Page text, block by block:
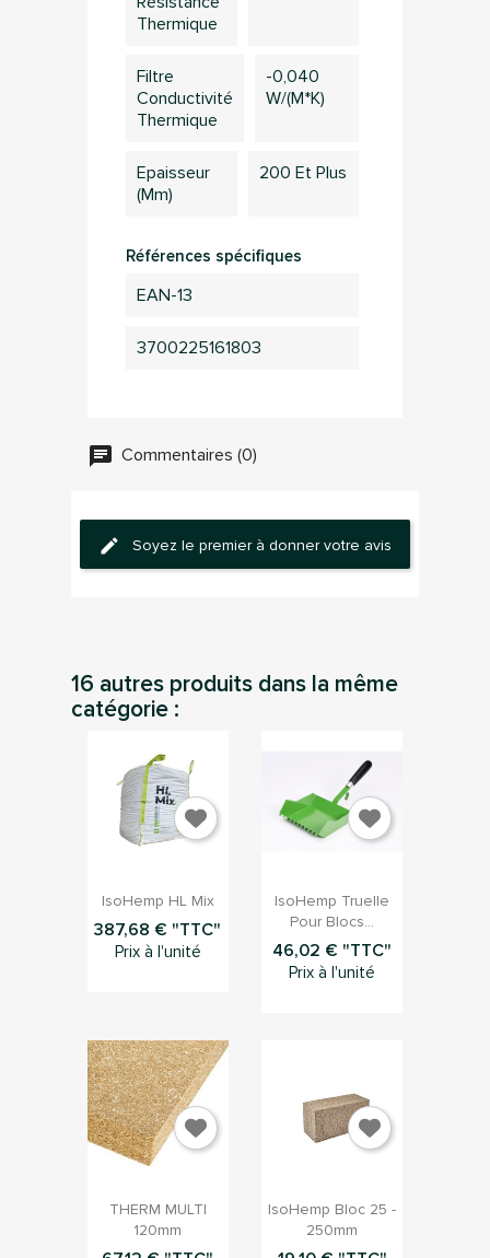
Thermique
Filtre
Conductivité
Thermique
-0,040
W/(m*K)
Epaisseur
(mm)
200 Et Plus
Références spécifiques
EAN-13
3700225161803
Commentaires (0)
Soyez le premier à donner votre avis
16 autres produits dans la même
catégorie :
Aperçu rapide
IsoHemp HL Mix
387,68 € "TTC"
Prix à l'unité
Aperçu rapide
IsoHemp Truelle
Pour Blocs...
46,02 € "TTC"
Prix à l'unité
Aperçu rapide
THERM MULTI
120mm
Aperçu rapide
IsoHemp Bloc 25 -
250mm
Vous devez être connecté pour sauvegarder des
produits dans votre liste d'envie